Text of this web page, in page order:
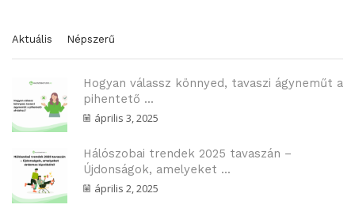
Aktuális Népszerű
Hogyan válassz könnyed, tavaszi ágyneműt a
pihentető ...
április 3, 2025
Hálószobai trendek 2025 tavaszán –
Újdonságok, amelyeket ...
április 2, 2025